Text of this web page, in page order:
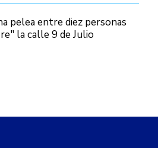
pelea entre diez personas
la calle 9 de Julio